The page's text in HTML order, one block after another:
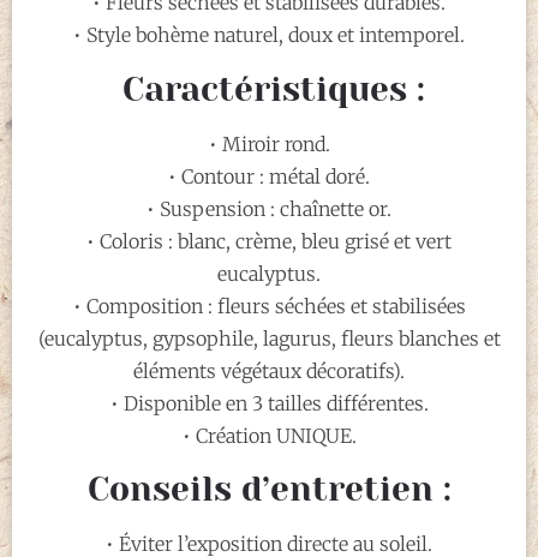
• Style bohème naturel, doux et intemporel.
Caractéristiques :
• Miroir rond.
• Contour : métal doré.
• Suspension : chaînette or.
• Coloris : blanc, crème, bleu grisé et vert
eucalyptus.
• Composition : fleurs séchées et stabilisées
(eucalyptus, gypsophile, lagurus, fleurs blanches et
éléments végétaux décoratifs).
• Disponible en 3 tailles différentes.
• Création UNIQUE.
Conseils d’entretien :
• Éviter l’exposition directe au soleil.